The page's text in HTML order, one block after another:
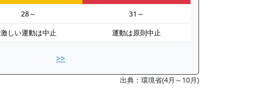
28～
31～
激しい運動は中止 運動は原則中止
>>
出典：環境省(4月～10月)